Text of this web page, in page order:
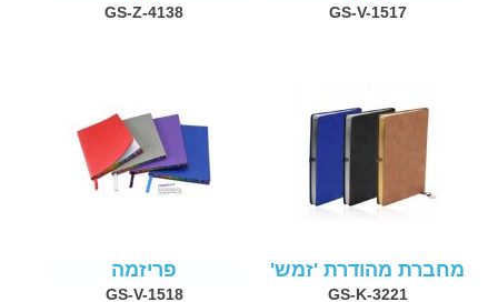
GS-V-1517
GS-Z-4138
מחברת מהודרת 'זמש'
GS-K-3221
פריזמה
GS-V-1518